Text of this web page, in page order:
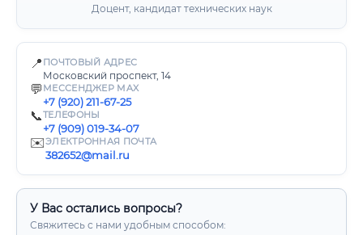
Доцент, кандидат технических наук
📍 ПОЧТОВЫЙ АДРЕС
Московский проспект, 14
💬 МЕССЕНДЖЕР MAX
+7 (920) 211-67-25
📞ТЕЛЕФОНЫ
+7 (909) 019-34-07
✉️ЭЛЕКТРОННАЯ ПОЧТА
382652@mail.ru
У Вас остались вопросы?
Свяжитесь с нами удобным способом: